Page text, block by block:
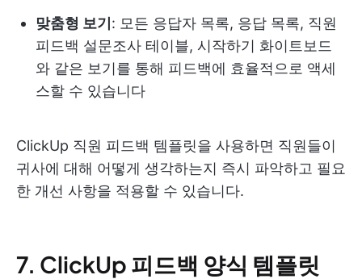
맞춤형 보기: 모든 응답자 목록, 응답 목록, 직원
피드백 설문조사 테이블, 시작하기 화이트보드
와 같은 보기를 통해 피드백에 효율적으로 액세
스할 수 있습니다
ClickUp 직원 피드백 템플릿을 사용하면 직원들이
귀사에 대해 어떻게 생각하는지 즉시 파악하고 필요
한 개선 사항을 적용할 수 있습니다.
7. ClickUp 피드백 양식 템플릿